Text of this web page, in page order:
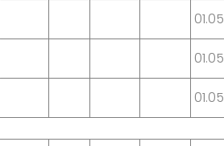
01.05
01.05
01.05